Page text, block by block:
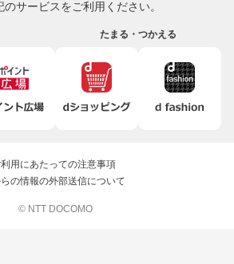
サービスをご利用ください。
たまる・つかえる
用にあたっての注意事項
の情報の外部送信について
© NTT DOCOMO